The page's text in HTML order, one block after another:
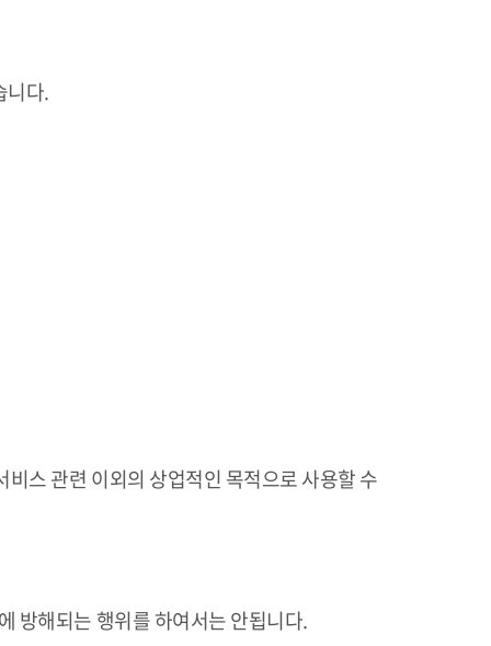
니다.
스 관련 이외의 상업적인 목적으로 사용할 수
방해되는 행위를 하여서는 안됩니다.